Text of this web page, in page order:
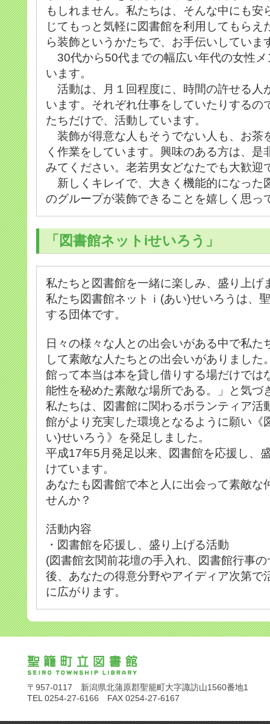
もしれません。私たちは、そんな中にも安
じてもっと気軽に図書館を利用してもらえ
ら装飾というかたちで、お手伝いしていま
30代から50代までの幅広い年代の女性メ
います。
活動は、月１回程度に、時間の許せる人
います。それぞれ仕事をしていたりするの
たちだけで、活動しています。
装飾が得意な人もそうでない人も、お茶
く作業をしています。興味のある方は、是
みてください。老若男女どなたでも大歓迎
新しくキレイで、大きく機能的になった
のグループが装飾できることを嬉しく思っ
「図書館ネットiせいろう」
私たちと図書館を一緒に楽しみ、盛り上げ
私たち図書館ネットｉ(あい)せいろうは、
する団体です。
日々の様々な人との出会いがある中で私た
して素敵な人たちとの出会いがありました
館って本当は本を貸し借りする場だけでは
能性を秘めた素敵な場所である。」と気づ
私たちは、図書館に関わるボランティア活
館がより充実した環境となるように願い《
い)せいろう》を発足しました。
平成17年5月発足以来、図書館を応援し、
けています。
あなたも図書館で本と人に出会って素敵な
せんか？
活動内容
・図書館を応援し、盛り上げる活動
(図書館玄関前花壇の手入れ、図書館行事
後、あなたの得意分野やアイディア次第で
に広がります。
〒957-0117 新潟県北蒲原郡聖籠町大字諏訪山1560番地1
TEL 0254-27-6166 FAX 0254-27-6167